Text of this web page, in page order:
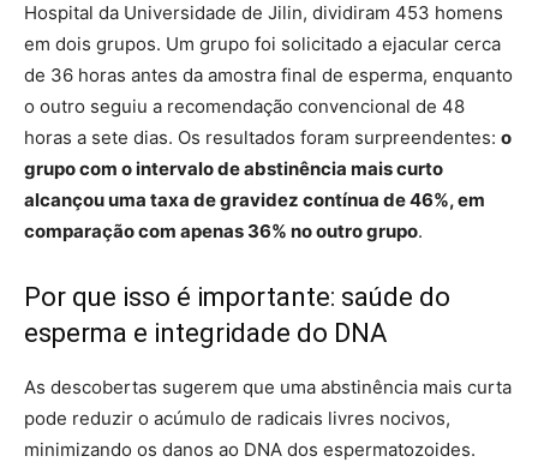
Hospital da Universidade de Jilin, dividiram 453 homens
em dois grupos. Um grupo foi solicitado a ejacular cerca
de 36 horas antes da amostra final de esperma, enquanto
o outro seguiu a recomendação convencional de 48
horas a sete dias. Os resultados foram surpreendentes: o
grupo com o intervalo de abstinência mais curto
alcançou uma taxa de gravidez contínua de 46%, em
comparação com apenas 36% no outro grupo.
Por que isso é importante: saúde do
esperma e integridade do DNA
As descobertas sugerem que uma abstinência mais curta
pode reduzir o acúmulo de radicais livres nocivos,
minimizando os danos ao DNA dos espermatozoides.